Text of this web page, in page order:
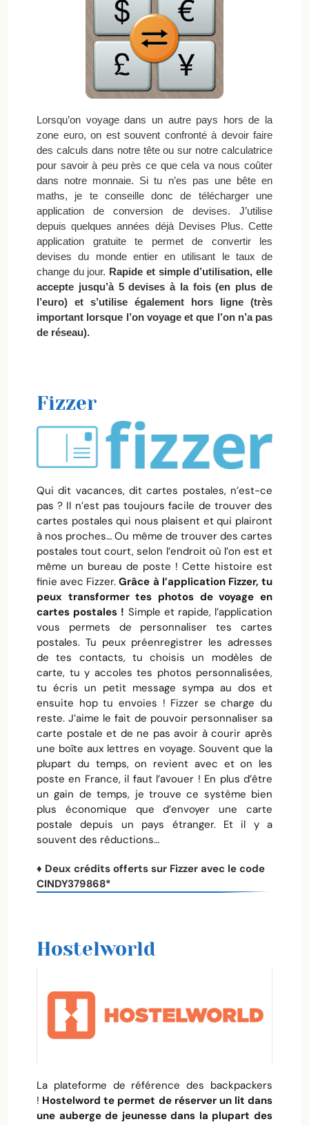
Lorsqu’on voyage dans un autre pays hors de la
zone euro, on est souvent confronté à devoir faire
des calculs dans notre tête ou sur notre calculatrice
pour savoir à peu près ce que cela va nous coûter
dans notre monnaie. Si tu n’es pas une bête en
maths, je te conseille donc de télécharger une
application de conversion de devises. J’utilise
depuis quelques années déjà Devises Plus. Cette
application gratuite te permet de convertir les
devises du monde entier en utilisant le taux de
change du jour. Rapide et simple d’utilisation, elle
accepte jusqu’à 5 devises à la fois (en plus de
l’euro) et s’utilise également hors ligne (très
important lorsque l’on voyage et que l’on n’a pas
de réseau).
Fizzer
Qui dit vacances, dit cartes postales, n’est-ce
pas ? Il n’est pas toujours facile de trouver des
cartes postales qui nous plaisent et qui plairont
à nos proches… Ou même de trouver des cartes
postales tout court, selon l’endroit où l’on est et
même un bureau de poste ! Cette histoire est
finie avec Fizzer.Grâce à l’application Fizzer, tu
peux transformer tes photos de voyage en
cartes postales ! Simple et rapide, l’application
vous permets de personnaliser tes cartes
postales. Tu peux préenregistrer les adresses
de tes contacts, tu choisis un modèles de
carte, tu y accoles tes photos personnalisées,
tu écris un petit message sympa au dos et
ensuite hop tu envoies ! Fizzer se charge du
reste. J’aime le fait de pouvoir personnaliser sa
carte postale et de ne pas avoir à courir après
une boîte aux lettres en voyage. Souvent que la
plupart du temps, on revient avec et on les
poste en France, il faut l’avouer ! En plus d’être
un gain de temps, je trouve ce système bien
plus économique que d’envoyer une carte
postale depuis un pays étranger. Et il y a
souvent des réductions…
♦ Deux crédits offerts sur Fizzer avec le code
CINDY379868*
Hostelworld
La plateforme de référence des backpackers
! Hostelword te permet de réserver un lit dans
une auberge de jeunesse dans la plupart des